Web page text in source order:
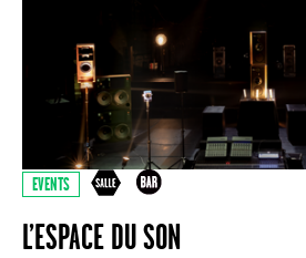
EVENTS
L’ESPACE DU SON